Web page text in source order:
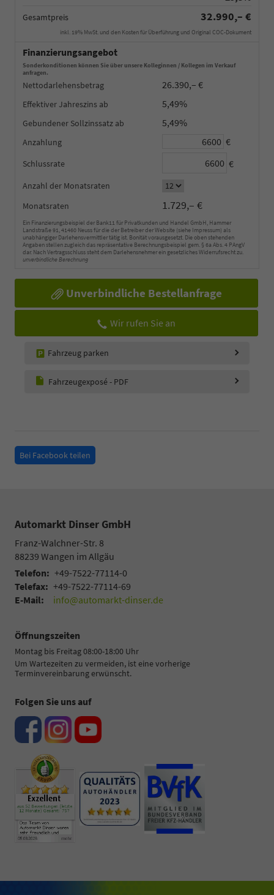
Gesamtpreis 32.990,– €
inkl. 19% MwSt. und den Kosten für Überführung und Original COC-Dokument
Finanzierungsangebot
Sonderkonditionen können Sie über unsere Kolleginnen / Kollegen im Verkauf
anfragen.
Nettodarlehensbetrag 26.390,– €
Effektiver Jahreszins 5,49%
Gebundener Sollzinssatz 5,49%
Anzahlung €
Schlussrate €
Anzahl der Monatsraten
Monatsraten
1.729,– €
Ein Finanzierungsbeispiel der Bank11 für Privatkunden und Handel GmbH, Hammer
Landstraße 91, 41460 Neuss für die der Betreiber der Website (siehe Impressum) als
unabhängiger Darlehensvermittler tätig ist. Bonität vorausgesetzt. Die oben stehenden
Angaben stellen zugleich das repräsentative Berechnungsbeispiel gem. § 6a Abs. 4 PAngV
dar. Nach Vertragsschluss steht dem Darlehensnehmer ein gesetzliches Widerrufsrecht zu.
unverbindliche Berechnung
Unverbindliche Bestellanfrage
Wir rufen Sie an
Fahrzeug parken
Fahrzeugexposé - PDF
Bei Facebook teilen
Automarkt Dinser GmbH
Franz-Walchner-Str. 8
88239 Wangen im Allgäu
Telefon: +49-7522-77114-0
Telefax: +49-7522-77114-69
E-Mail:
info@automarkt-dinser.de
Öffnungszeiten
Montag bis Freitag 08:00-18:00 Uhr
Um Wartezeiten zu vermeiden, ist eine vorherige
Terminvereinbarung erwünscht.
Folgen Sie uns auf